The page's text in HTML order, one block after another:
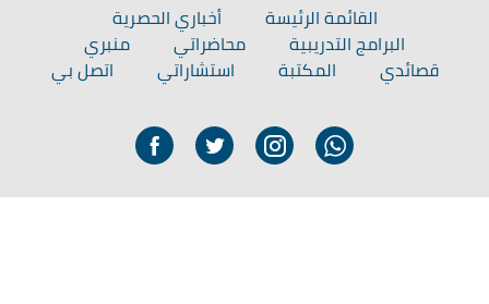
القائمة الرئيسة
أخباري الحصرية
البرامج التدريبية
محاضراتي
منبري
قصائدي
المكتبة استشاراتي اتصل بي